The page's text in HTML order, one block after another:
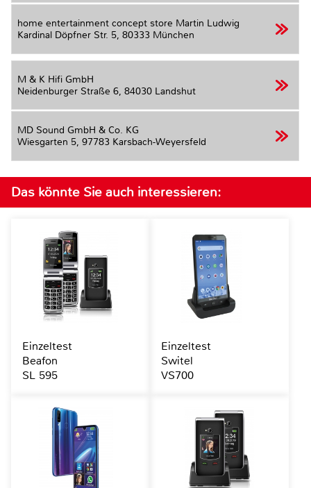
home entertainment concept store Martin Ludwig
Kardinal Döpfner Str. 5, 80333 München
M & K Hifi GmbH
Neidenburger Straße 6, 84030 Landshut
MD Sound GmbH & Co. KG
Wiesgarten 5, 97783 Karsbach-Weyersfeld
Das könnte Sie auch interessieren:
Einzeltest
Beafon
SL 595
Einzeltest
Switel
VS700